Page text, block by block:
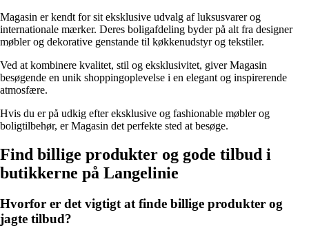
Magasin er kendt for sit eksklusive udvalg af luksusvarer og
internationale mærker. Deres boligafdeling byder på alt fra designer
møbler og dekorative genstande til køkkenudstyr og tekstiler.
Ved at kombinere kvalitet, stil og eksklusivitet, giver Magasin
besøgende en unik shoppingoplevelse i en elegant og inspirerende
atmosfære.
Hvis du er på udkig efter eksklusive og fashionable møbler og
boligtilbehør, er Magasin det perfekte sted at besøge.
Find billige produkter og gode tilbud i
butikkerne på Langelinie
Hvorfor er det vigtigt at finde billige produkter og
jagte tilbud?